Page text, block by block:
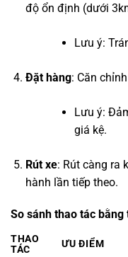
độ ổn định (dưới
Lưu ý:
Đặt hàng: Căn
Lưu ý:
giá kệ.
Rút xe: Rút càng ra
hành lần tiếp theo.
So sánh thao tác bằng
THAO
TÁC
ƯU ĐIỂM